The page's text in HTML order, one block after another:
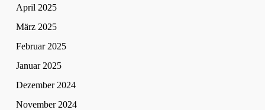
April 2025
März 2025
Februar 2025
Januar 2025
Dezember 2024
November 2024